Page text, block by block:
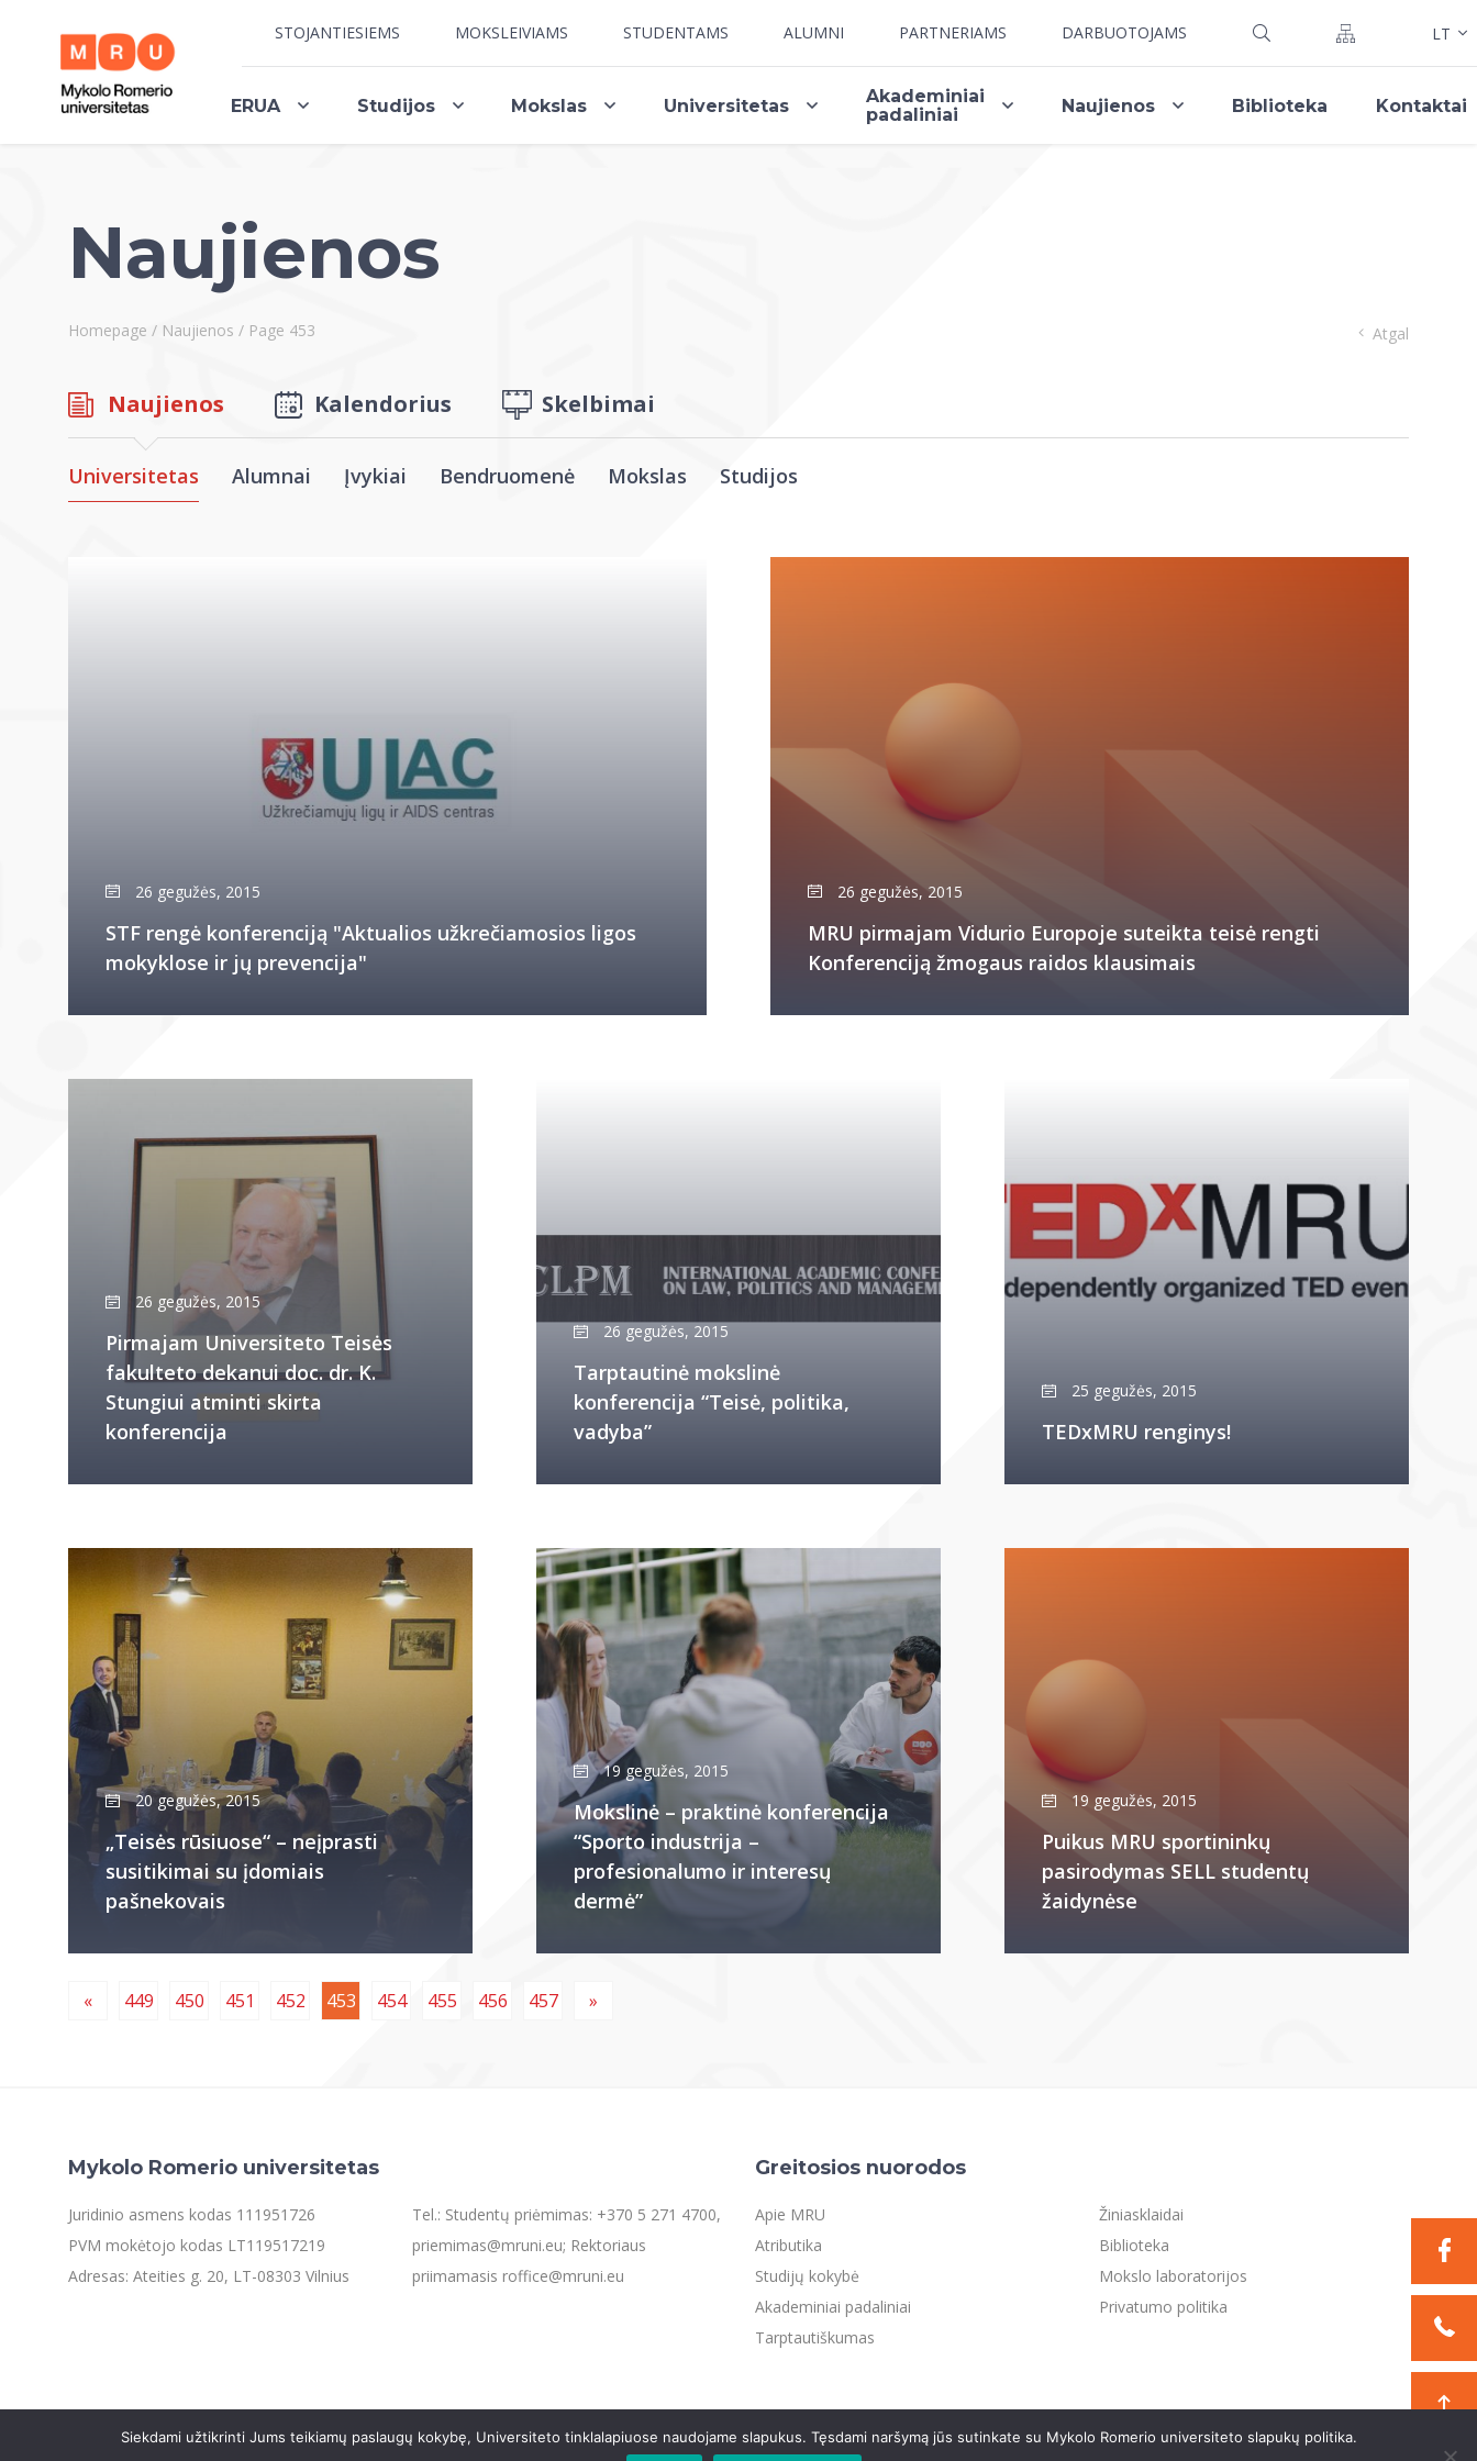
STOJANTIESIEMS MOKSLEIVIAMS STUDENTAMS ALUMNI PARTNERIAMS DARBUOTOJAMS LT
ERUA Studijos Mokslas Universitetas
Akademiniai
padaliniai
Naujienos Biblioteka Kontaktai
Naujienos
Homepage / Naujienos / Page 453 Atgal
Naujienos Kalendorius Skelbimai
Universitetas Alumnai Įvykiai Bendruomenė Mokslas Studijos
26 gegužės, 2015
STF rengė konferenciją "Aktualios užkrečiamosios ligos
mokyklose ir jų prevencija"
26 gegužės, 2015
MRU pirmajam Vidurio Europoje suteikta teisė rengti
Konferenciją žmogaus raidos klausimais
26 gegužės, 2015
Pirmajam Universiteto Teisės
fakulteto dekanui doc. dr. K.
Stungiui atminti skirta
konferencija
26 gegužės, 2015
Tarptautinė mokslinė
konferencija “Teisė, politika,
vadyba”
25 gegužės, 2015
TEDxMRU renginys!
20 gegužės, 2015
„Teisės rūsiuose“ – neįprasti
susitikimai su įdomiais
pašnekovais
19 gegužės, 2015
Mokslinė – praktinė konferencija
“Sporto industrija –
profesionalumo ir interesų
dermė”
19 gegužės, 2015
Puikus MRU sportininkų
pasirodymas SELL studentų
žaidynėse
« 449 450 451 452 453 454 455 456 457 »
Mykolo Romerio universitetas
Juridinio asmens kodas 111951726
PVM mokėtojo kodas LT119517219
Adresas: Ateities g. 20, LT-08303 Vilnius
Tel.: Studentų priėmimas: +370 5 271 4700,
priemimas@mruni.eu; Rektoriaus
priimamasis roffice@mruni.eu
Greitosios nuorodos
Apie MRU
Atributika
Studijų kokybė
Akademiniai padaliniai
Tarptautiškumas
Žiniasklaidai
Biblioteka
Mokslo laboratorijos
Privatumo politika
Siekdami užtikrinti Jums teikiamų paslaugų kokybę, Universiteto tinklalapiuose naudojame slapukus. Tęsdami naršymą jūs sutinkate su Mykolo Romerio universiteto slapukų politika.